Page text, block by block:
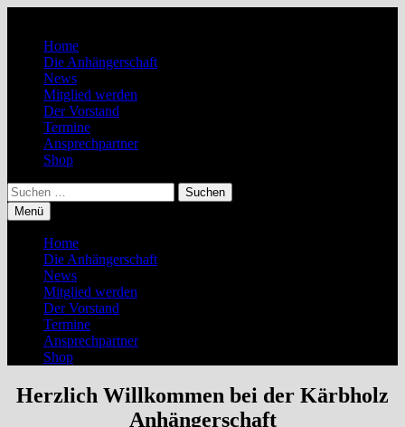
springenHome
Die Anhängerschaft
News
Mitglied werden
Der Vorstand
Termine
Ansprechpartner
Shop
Suchen
nach:
Menü
Home
Die Anhängerschaft
News
Mitglied werden
Der Vorstand
Termine
Ansprechpartner
Shop
Herzlich Willkommen bei der Kärbholz
Anhängerschaft